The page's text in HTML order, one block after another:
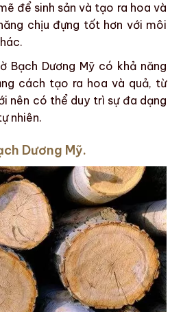
để sinh sản và tạo ra hoa và
chịu đựng tốt hơn với môi
Bạch Dương Mỹ có khả năng
cách tạo ra hoa và quả, từ
nên có thể duy trì sự đa dạng
nhiên.
Dương Mỹ.